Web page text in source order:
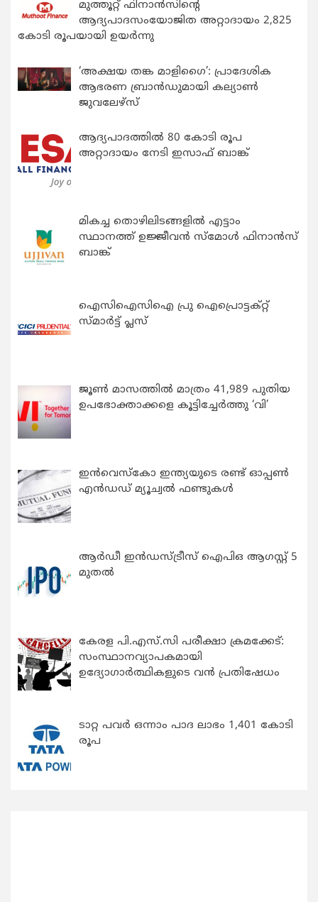
മുത്തൂറ്റ് ഫിനാൻസിന്റെ
ആദ്യപാദസംയോജിത അറ്റാദായം 2,825
കോടി രൂപയായി ഉയർന്നു
‘അക്ഷയ തങ്ക മാളിഗൈ’: പ്രാദേശിക
ആഭരണ ബ്രാന്‍ഡുമായി കല്യാണ്‍
ജുവലേഴ്‌സ്
ആദ്യപാദത്തിൽ 80 കോടി രൂപ
അറ്റാദായം നേടി ഇസാഫ് ബാങ്ക്
മികച്ച തൊഴിലിടങ്ങളിൽ എട്ടാം
സ്ഥാനത്ത് ഉജ്ജീവൻ സ്മോൾ ഫിനാൻസ്
ബാങ്ക്
ഐസിഐസിഐ പ്രു ഐപ്രൊട്ടക്റ്റ്
സ്മാർട്ട് പ്ലസ്
ജൂൺ മാസത്തിൽ മാത്രം 41,989 പുതിയ
ഉപഭോക്താക്കളെ കൂട്ടിച്ചേർത്തു ‘വി’
ഇന്‍വെസ്കോ ഇന്ത്യയുടെ രണ്ട് ഓപ്പണ്‍
എന്‍ഡഡ് മ്യൂച്വല്‍ ഫണ്ടുകള്‍
ആർഡീ ഇൻഡസ്ട്രീസ് ഐപിഒ ആഗസ്റ്റ് 5
മുതൽ
കേരള പി.എസ്.സി പരീക്ഷാ ക്രമക്കേട്:
സംസ്ഥാനവ്യാപകമായി
ഉദ്യോഗാര്‍ത്ഥികളുടെ വന്‍ പ്രതിഷേധം
ടാറ്റ പവർ ഒന്നാം പാദ ലാഭം 1,401 കോടി
രൂപ